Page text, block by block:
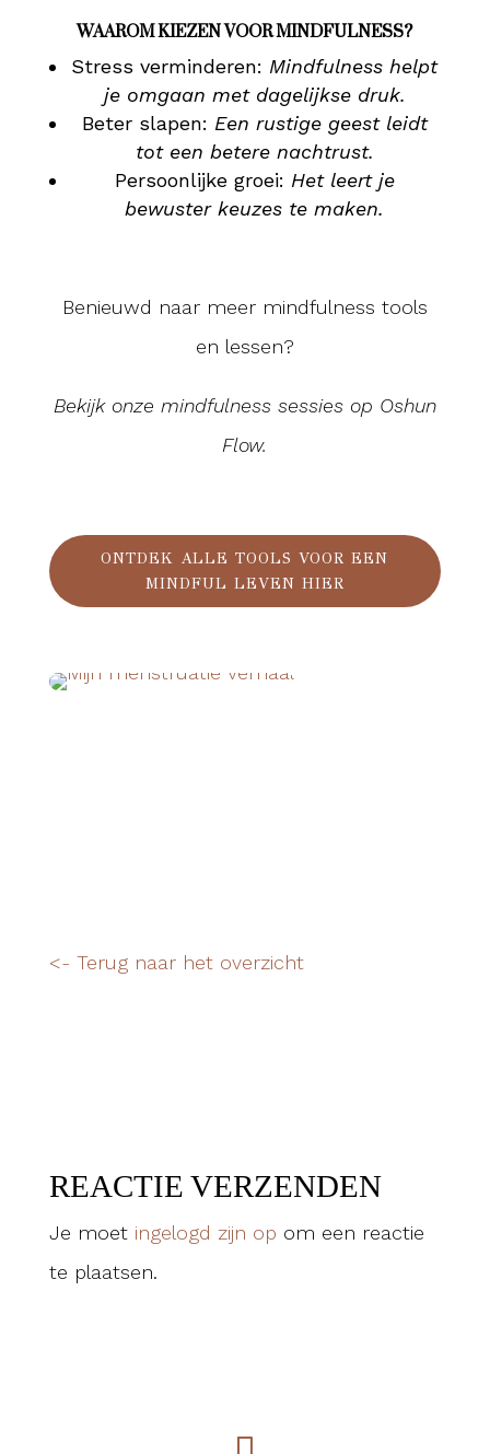
WAAROM KIEZEN VOOR MINDFULNESS?
Stress verminderen: Mindfulness helpt
je omgaan met dagelijkse druk.
Beter slapen: Een rustige geest leidt
tot een betere nachtrust.
Persoonlijke groei: Het leert je
bewuster keuzes te maken.
Benieuwd naar meer mindfulness tools
en lessen?
Bekijk onze mindfulness sessies op Oshun
Flow.
ONTDEK ALLE TOOLS VOOR EEN
MINDFUL LEVEN HIER
<- Terug naar het overzicht
REACTIE VERZENDEN
Je moet ingelogd zijn op om een reactie
te plaatsen.